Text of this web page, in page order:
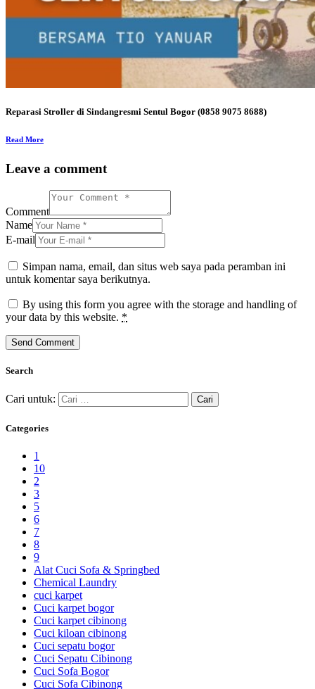
Reparasi Stroller di Sindangresmi Sentul Bogor (0858 9075 8688)
Read More
Leave a comment
Comment
Name
E-mail
Simpan nama, email, dan situs web saya pada peramban ini
untuk komentar saya berikutnya.
By using this form you agree with the storage and handling of
your data by this website. *
Search
Cari untuk:
Categories
1
10
2
3
5
6
7
8
9
Alat Cuci Sofa & Springbed
Chemical Laundry
cuci karpet
Cuci karpet bogor
Cuci karpet cibinong
Cuci kiloan cibinong
Cuci sepatu bogor
Cuci Sepatu Cibinong
Cuci Sofa Bogor
Cuci Sofa Cibinong